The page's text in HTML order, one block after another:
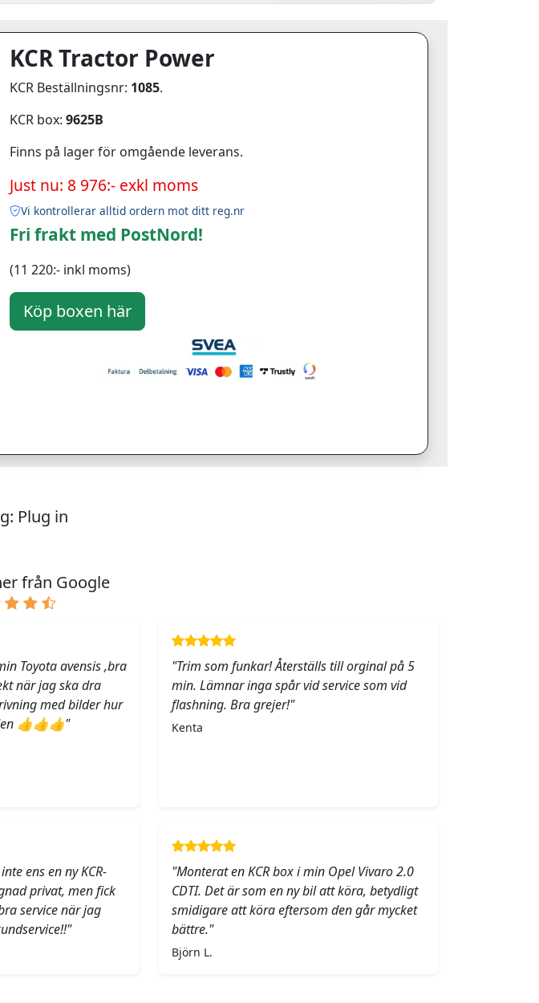
KCR Tractor Power
KCR Beställningsnr: 1085.
KCR box: 9625B
Finns på lager för omgående leverans.
Just nu: 8 976:- exkl moms
Vi kontrollerar alltid ordern mot ditt reg.nr
Fri frakt med PostNord!
(11 220:- inkl moms)
Plug in
från Google
Toyota avensis ,bra
när jag ska dra
med bilder hur
👍👍👍"
"Trim som funkar! Återställs till orginal på 5
min. Lämnar inga spår vid service som vid
flashning. Bra grejer!"
Kenta
ens en ny KCR-
privat, men fick
service när jag
"Monterat en KCR box i min Opel Vivaro 2.0
CDTI. Det är som en ny bil att köra, betydligt
smidigare att köra eftersom den går mycket
bättre."
Björn L.